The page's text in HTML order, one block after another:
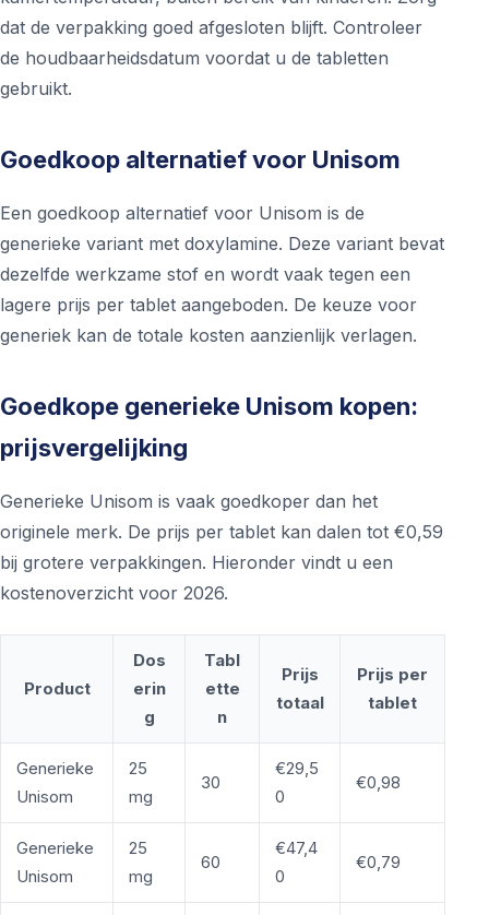
dat de verpakking goed afgesloten blijft. Controleer
de houdbaarheidsdatum voordat u de tabletten
gebruikt.
Goedkoop alternatief voor Unisom
Een goedkoop alternatief voor Unisom is de
generieke variant met doxylamine. Deze variant bevat
dezelfde werkzame stof en wordt vaak tegen een
lagere prijs per tablet aangeboden. De keuze voor
generiek kan de totale kosten aanzienlijk verlagen.
Goedkope generieke Unisom kopen:
prijsvergelijking
Generieke Unisom is vaak goedkoper dan het
originele merk. De prijs per tablet kan dalen tot €0,59
bij grotere verpakkingen. Hieronder vindt u een
kostenoverzicht voor 2026.
Product
Dos
erin
g
Tabl
ette
n
Prijs
totaal
Prijs per
tablet
Generieke
Unisom
25
mg
30
€29,5
0
€0,98
Generieke
Unisom
25
mg
60
€47,4
0
€0,79